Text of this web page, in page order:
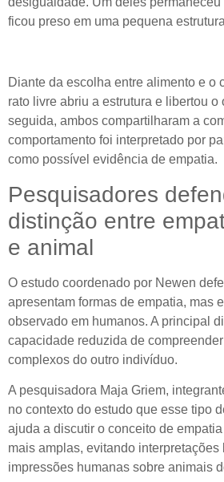
ficou preso em uma pequena
Diante da escolha entre alimento e o
rato livre abriu a estrutura e libertou o
seguida, ambos compartilharam a
comportamento foi interpretado por
como possível evidência de empatia.
Pesquisadores
distinção entre
e animal
O estudo coordenado por Newen
apresentam formas de empatia, mas
observado em humanos. A principal
capacidade reduzida de
complexos do outro indivíduo.
A pesquisadora Maja Griem,
no contexto do estudo que esse tipo
ajuda a discutir o conceito de
mais amplas, evitando
impressões humanas sobre animais